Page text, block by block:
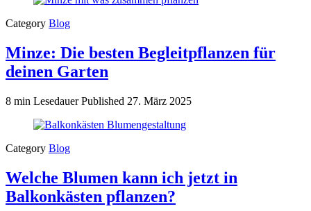
Category Blog
Minze: Die besten Begleitpflanzen für
deinen Garten
8 min LesedauerPublished 27. März 2025
Category Blog
Welche Blumen kann ich jetzt in
Balkonkästen pflanzen?